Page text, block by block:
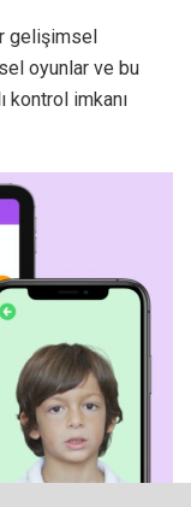
gelişimsel
oyunlar ve bu
kontrol imkanı